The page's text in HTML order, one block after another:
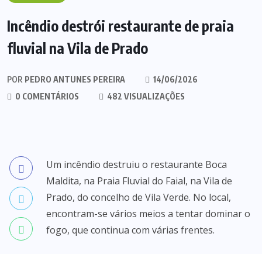
Incêndio destrói restaurante de praia
fluvial na Vila de Prado
POR PEDRO ANTUNES PEREIRA
14/06/2026
0 COMENTÁRIOS
482 VISUALIZAÇÕES
Um incêndio destruiu o restaurante Boca
Maldita, na Praia Fluvial do Faial, na Vila de
Prado, do concelho de Vila Verde. No local,
encontram-se vários meios a tentar dominar o
fogo, que continua com várias frentes.